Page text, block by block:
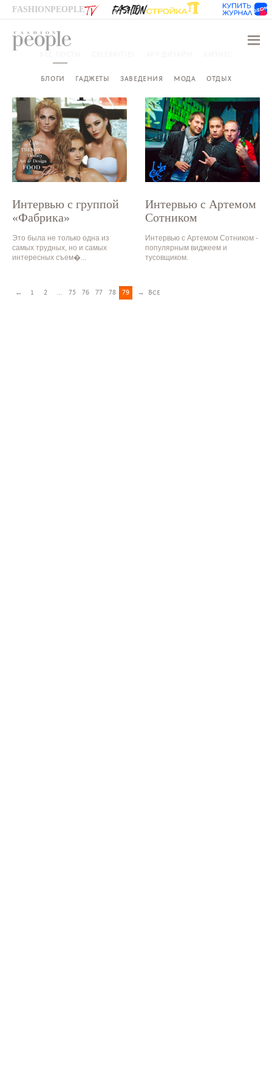
FASHIONPEOPLE
БЛОГИ ГАДЖЕТЫ ЗАВЕДЕНИЯ МОДА ОТДЫХ
Интервью с группой
«Фабрика»
Это была не только одна из
самых трудных, но и самых
интересных съем�...
Интервью с Артемом
Сотником
Интервью с Артемом Сотником -
популярным виджеем и
тусовщиком.
← 1 2 ... 75 76 77 78 79 → Все